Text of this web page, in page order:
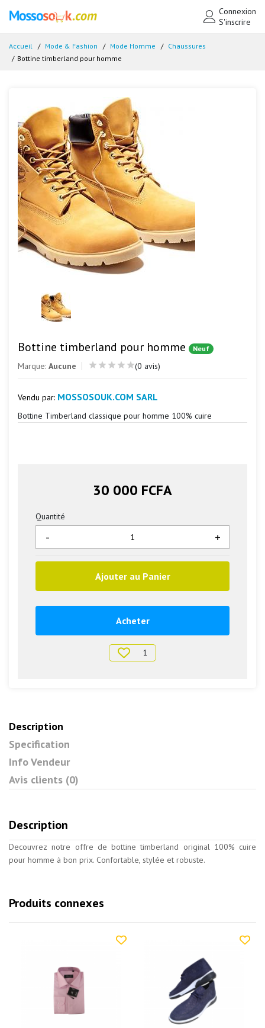
Connexion
S'inscrire
Accueil Mode & Fashion Mode Homme
Chaussures
Bottine timberland pour homme
Bottine timberland pour homme Neuf
Marque: Aucune (0 avis)
Vendu par: MOSSOSOUK.COM SARL
Bottine Timberland classique pour homme 100% cuire
30 000 FCFA
Quantité
+
-
Ajouter au Panier
Acheter
1
Description
Specification
Info Vendeur
Avis clients (0)
Description
Decouvrez notre offre de bottine timberland original 100% cuire
pour homme à bon prix. Confortable, stylée et robuste.
Produits connexes